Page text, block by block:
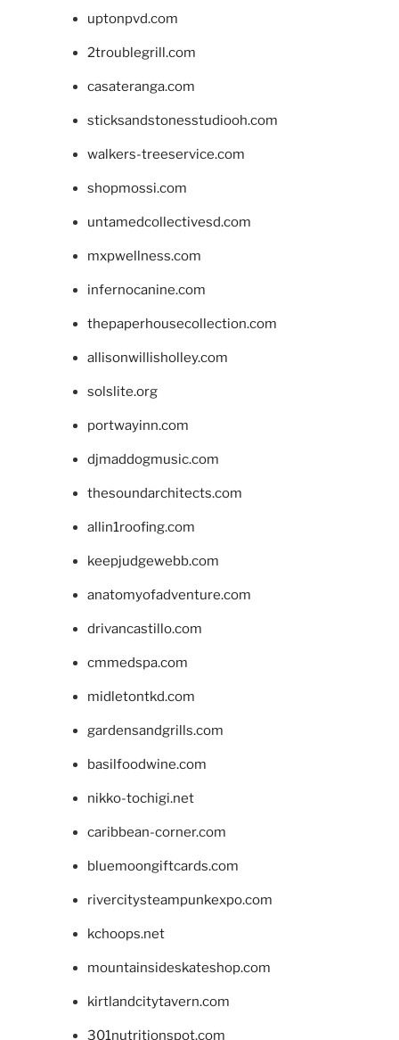
uptonpvd.com
2troublegrill.com
casateranga.com
sticksandstonesstudiooh.com
walkers-treeservice.com
shopmossi.com
untamedcollectivesd.com
mxpwellness.com
infernocanine.com
thepaperhousecollection.com
allisonwillisholley.com
solslite.org
portwayinn.com
djmaddogmusic.com
thesoundarchitects.com
allin1roofing.com
keepjudgewebb.com
anatomyofadventure.com
drivancastillo.com
cmmedspa.com
midletontkd.com
gardensandgrills.com
basilfoodwine.com
nikko-tochigi.net
caribbean-corner.com
bluemoongiftcards.com
rivercitysteampunkexpo.com
kchoops.net
mountainsideskateshop.com
kirtlandcitytavern.com
301nutritionspot.com